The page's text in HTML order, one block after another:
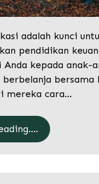
adalah kunci
pendidikan
kepada anak-
berbelanja bersama
mereka cara…